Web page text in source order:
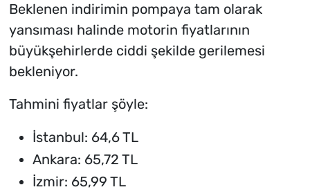
Beklenen indirimin pompaya tam olarak
yansıması halinde motorin fiyatlarının
büyükşehirlerde ciddi şekilde gerilemesi
bekleniyor.
Tahmini fiyatlar şöyle:
İstanbul: 64,6 TL
Ankara: 65,72 TL
İzmir: 65,99 TL